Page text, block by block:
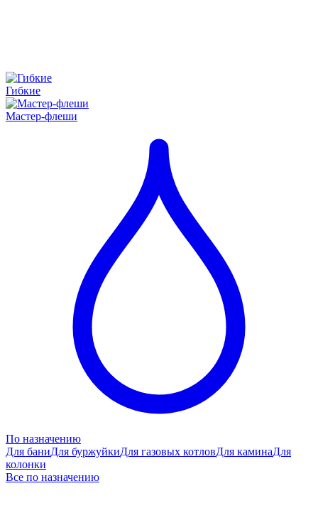
Гибкие
Мастер-флеши
По назначению
Для баниДля буржуйкиДля газовых котловДля каминаДля
колонки
Все по назначению